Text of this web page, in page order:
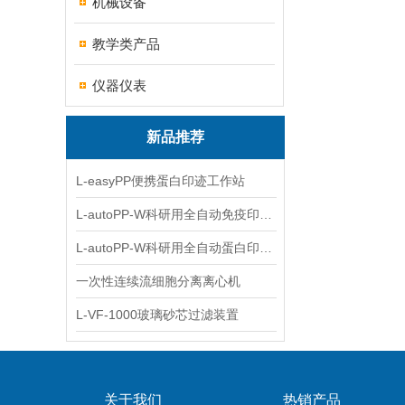
教学类产品
仪器仪表
新品推荐
L-easyPP便携蛋白印迹工作站
一次性连续流细胞分离离心机
L-VF-1000玻璃砂芯过滤装置
关于我们 热销产品